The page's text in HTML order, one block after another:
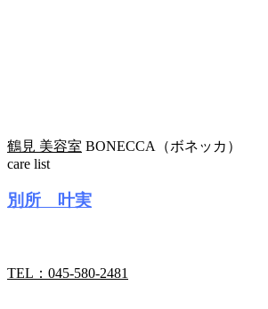
鶴見 美容室 BONECCA（ボネッカ）
care list
別所 叶実
TEL：045-580-2481